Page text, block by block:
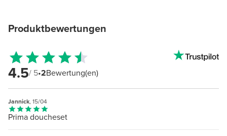
Produktbewertungen
4.5/ 5•2Bewertung(en)
Jannick, 15/04
Prima doucheset